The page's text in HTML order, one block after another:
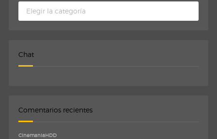
Categorias
Chat
Comentarios recientes
CinemaniaHDD